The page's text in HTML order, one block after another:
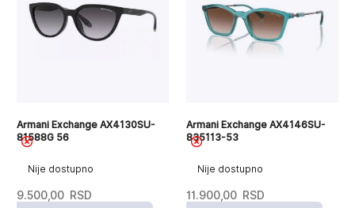
Nije dostupno
Armani Exchange AX4130SU-
81588G 56
9.500,00 RSD
Nije dostupno
Armani Exchange AX4146SU-
835113-53
11.900,00 RSD